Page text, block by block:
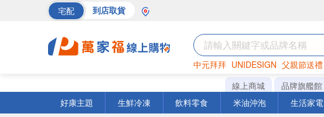
宅配 到店取貨
中元拜拜 UNIDESIGN 父親節送禮
罐頭 海苔 洋芋片
線上商城 品牌旗艦館
好康主題
生鮮冷凍 飲料零食 米油沖泡 生活家電